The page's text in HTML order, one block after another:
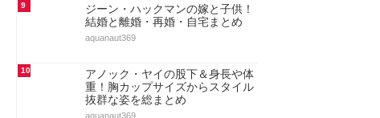
9
ジーン・ハックマンの嫁と子供！
結婚と離婚・再婚・自宅まとめ
aquanaut369
10
アノック・ヤイの股下＆身長や体
重！胸カップサイズからスタイル
抜群な姿を総まとめ
aquanaut369